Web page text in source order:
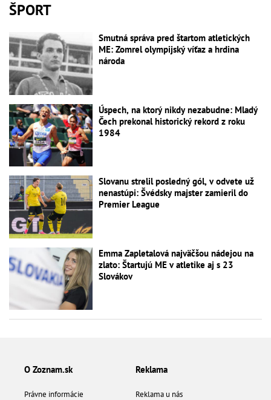
ŠPORT
Smutná správa pred štartom atletických
ME: Zomrel olympijský víťaz a hrdina
národa
Úspech, na ktorý nikdy nezabudne: Mladý
Čech prekonal historický rekord z roku
1984
Slovanu strelil posledný gól, v odvete už
nenastúpi: Švédsky majster zamieril do
Premier League
Emma Zapletalová najväčšou nádejou na
zlato: Štartujú ME v atletike aj s 23
Slovákov
O Zoznam.sk
Právne informácie
Reklama
Reklama u nás